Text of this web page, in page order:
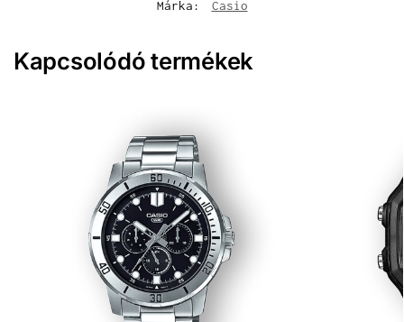
Márka:
Casio
Kapcsolódó termékek